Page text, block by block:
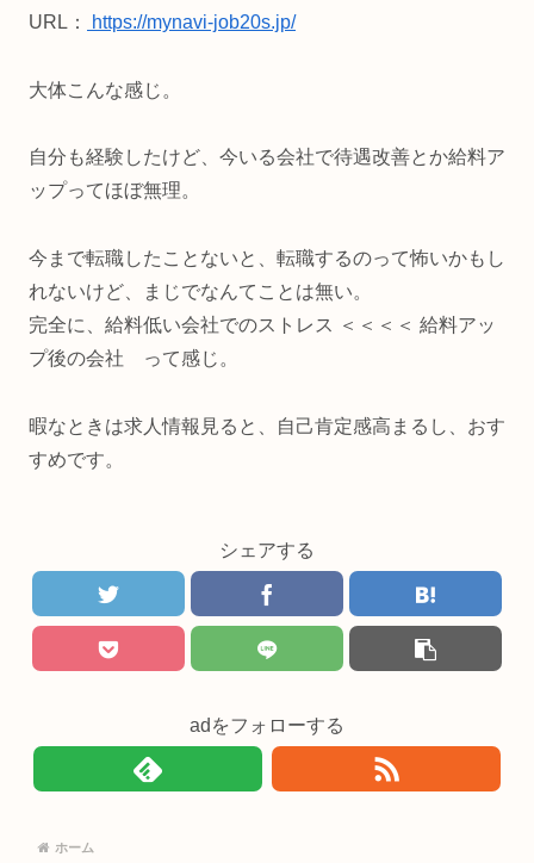
URL： https://mynavi-job20s.jp/
大体こんな感じ。
自分も経験したけど、今いる会社で待遇改善とか給料ア
ップってほぼ無理。
今まで転職したことないと、転職するのって怖いかもし
れないけど、まじでなんてことは無い。
完全に、給料低い会社でのストレス ＜＜＜＜ 給料アッ
プ後の会社 って感じ。
暇なときは求人情報見ると、自己肯定感高まるし、おす
すめです。
シェアする
adをフォローする
ホーム